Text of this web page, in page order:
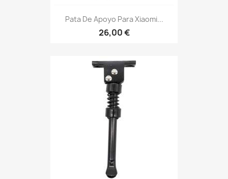
Pata De Apoyo Para Xiaomi...
26,00 €